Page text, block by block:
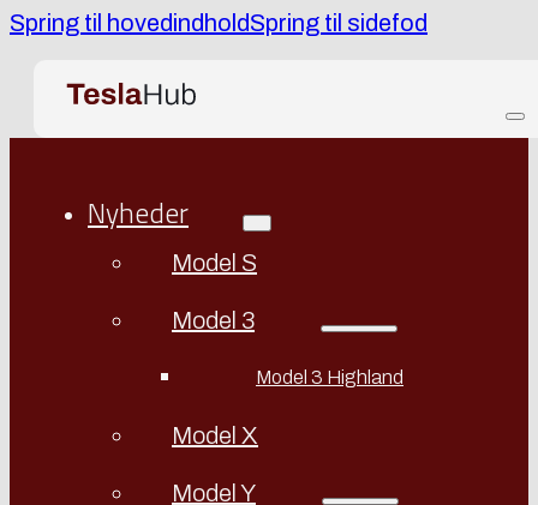
Spring til hovedindholdSpring til sidefod
Nyheder
Model S
Model 3
Model 3 Highland
Model X
Model Y